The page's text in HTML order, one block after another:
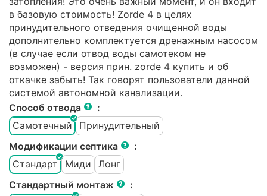
в базовую стоимость! Zorde 4 в целях
принудительного отведения очищенной воды
дополнительно комплектуется дренажным насосом
(в случае если отвод воды самотеком не
возможен) - версия прин. zorde 4 купить и об
откачке забыть! Так говорят пользователи данной
системой автономной канализации.
Способ отвода
:
Самотечный
Принудительный
Модификации септика
:
Стандарт
Миди
Лонг
Стандартный монтаж
: